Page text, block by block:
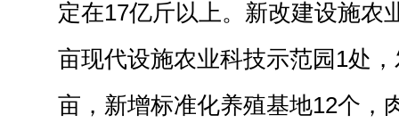
定在17亿斤以上。新改建设施农
亩现代设施农业科技示范园1处
亩，新增标准化养殖基地12个，